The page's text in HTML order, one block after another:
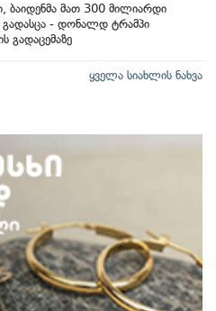
ბაიდენმა მათ 300 მილიარდი
- დონალდ ტრამპი
გადაცემაზე
ყველა სიახლის ნახვა